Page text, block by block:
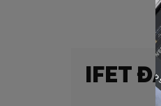
IFET